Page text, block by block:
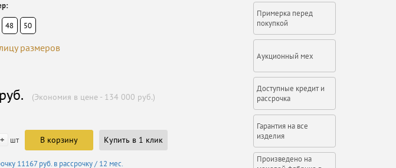
Примерка перед
покупкой
Аукционный мех
Доступные кредит и
рассрочка
Гарантия на все
изделия
Произведено на
48 50
размеров
(Экономия в цене - 134 000 руб.)
+ шт В корзину Купить в 1 клик
11167 руб. в рассрочку / 12 мес.